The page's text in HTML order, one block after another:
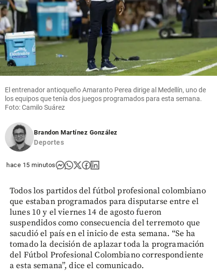
El entrenador antioqueño Amaranto Perea dirige al Medellín, uno de
los equipos que tenía dos juegos programados para esta semana.
Foto: Camilo Suárez
Brandon Martínez González
Deportes
hace 15 minutos
Todos los partidos del fútbol profesional colombiano
que estaban programados para disputarse entre el
lunes 10 y el viernes 14 de agosto fueron
suspendidos como consecuencia del terremoto que
sacudió el país en el inicio de esta semana. “Se ha
tomado la decisión de aplazar toda la programación
del Fútbol Profesional Colombiano correspondiente
a esta semana”, dice el comunicado.